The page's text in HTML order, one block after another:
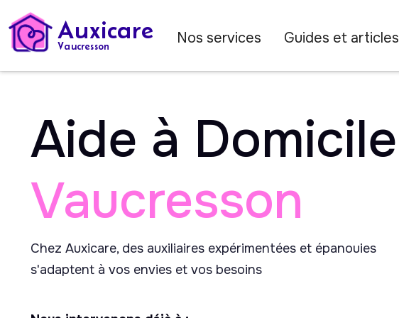
Auxicare
Vaucresson Nos services Guides et articles
Aide à Domicile
Vaucresson
Chez Auxicare, des auxiliaires expérimentées et épanouies
s'adaptent à vos envies et vos besoins